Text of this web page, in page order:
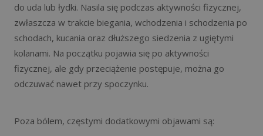
do uda lub łydki. Nasila się podczas aktywności fizycznej,
zwłaszcza w trakcie biegania, wchodzenia i schodzenia po
schodach, kucania oraz dłuższego siedzenia z ugiętymi
kolanami. Na początku pojawia się po aktywności
fizycznej, ale gdy przeciążenie postępuje, można go
odczuwać nawet przy spoczynku.
Poza bólem, częstymi dodatkowymi objawami są: